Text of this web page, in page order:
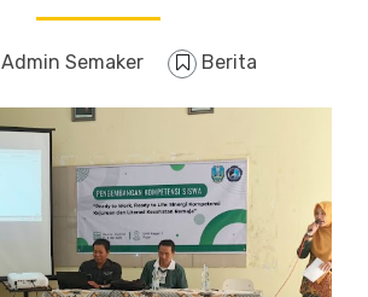
Admin Semaker Berita